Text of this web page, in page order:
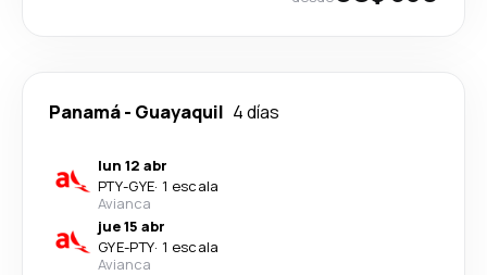
Panamá- Guayaquil 4 días
lun 12 abr
PTY-GYE· 1 escala
Avianca
jue 15 abr
GYE-PTY· 1 escala
Avianca